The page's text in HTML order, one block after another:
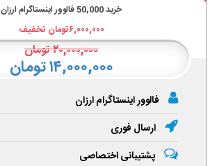
خرید50,000فالوور اینستاگرام ارزان
۶,۰۰۰,۰۰۰تومان تخفیف
۲۰,۰۰۰,۰۰۰تومان
۱۴,۰۰۰,۰۰۰ تومان
فالوور اینستاگرام ارزان
ارسال فوری
پشتیبانی اختصاصی